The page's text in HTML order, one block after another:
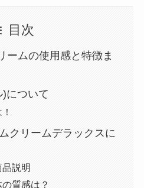
目次
ームの使用感と特徴ま
について
クリームデラックスに
説明
質感は？